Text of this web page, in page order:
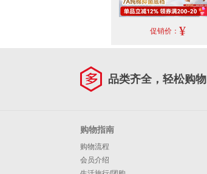
促销价： ¥
品类齐全，轻松购物
购物指南
购物流程
会员介绍